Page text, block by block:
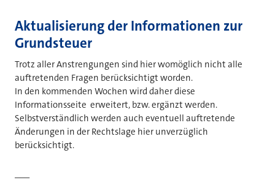
Aktualisierung der Informationen zur
Grundsteuer
Trotz aller Anstrengungen sind hier womöglich nicht alle
auftretenden Fragen berücksichtigt worden.
In den kommenden Wochen wird daher diese
Informationsseite erweitert, bzw. ergänzt werden.
Selbstverständlich werden auch eventuell auftretende
Änderungen in der Rechtslage hier unverzüglich
berücksichtigt.